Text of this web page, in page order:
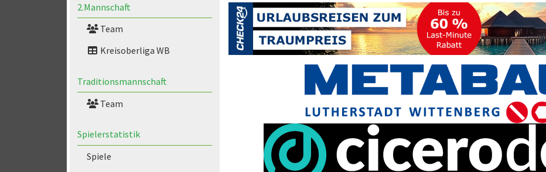
2.Mannschaft
Team
Kreisoberliga WB
Traditionsmannschaft
Team
Spielerstatistik
Spiele